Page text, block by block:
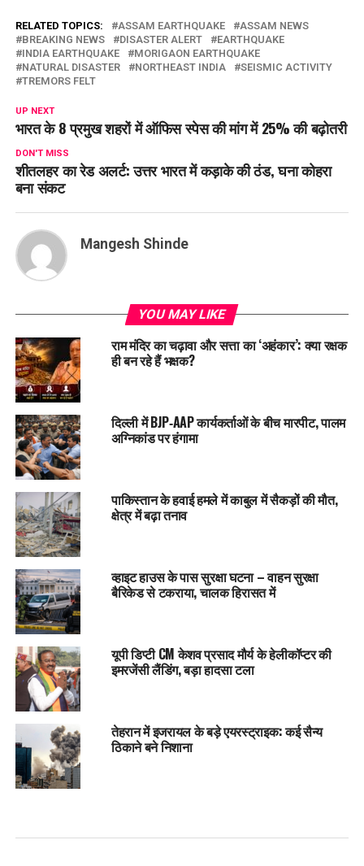
RELATED TOPICS: ASSAM EARTHQUAKE
ASSAM NEWS
BREAKING NEWS
DISASTER ALERT
EARTHQUAKE
INDIA EARTHQUAKE
MORIGAON EARTHQUAKE
NATURAL DISASTER
NORTHEAST INDIA
SEISMIC ACTIVITY
TREMORS FELT
UP NEXT
भारत के 8 प्रमुख शहरों में ऑफिस स्पेस की मांग में 25% की बढ़ोतरी
DON'T MISS
शीतलहर का रेड अलर्ट: उत्तर भारत में कड़ाके की ठंड, घना कोहरा
बना संकट
Mangesh Shinde
YOU MAY LIKE
राम मंदिर का चढ़ावा और सत्ता का ‘अहंकार’: क्या रक्षक
ही बन रहे हैं भक्षक?
दिल्ली में BJP‑AAP कार्यकर्ताओं के बीच मारपीट, पालम
अग्निकांड पर हंगामा
पाकिस्तान के हवाई हमले में काबुल में सैकड़ों की मौत,
क्षेत्र में बढ़ा तनाव
व्हाइट हाउस के पास सुरक्षा घटना – वाहन सुरक्षा
बैरिकेड से टकराया, चालक हिरासत में
यूपी डिप्टी CM केशव प्रसाद मौर्य के हेलीकॉप्टर की
इमरजेंसी लैंडिंग, बड़ा हादसा टला
तेहरान में इजरायल के बड़े एयरस्ट्राइक: कई सैन्य
ठिकाने बने निशाना